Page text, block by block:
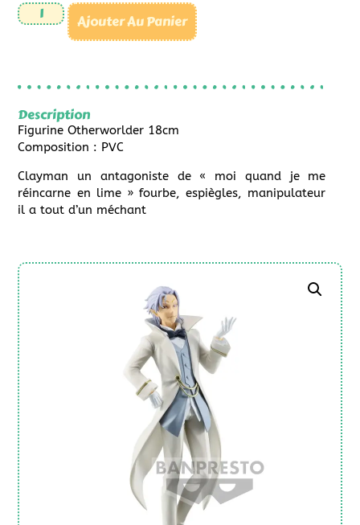
Ajouter Au Panier
Description
Figurine Otherworlder 18cm
Composition : PVC
Clayman un antagoniste de « moi quand je me
réincarne en lime » fourbe, espiègles, manipulateur
il a tout d’un méchant